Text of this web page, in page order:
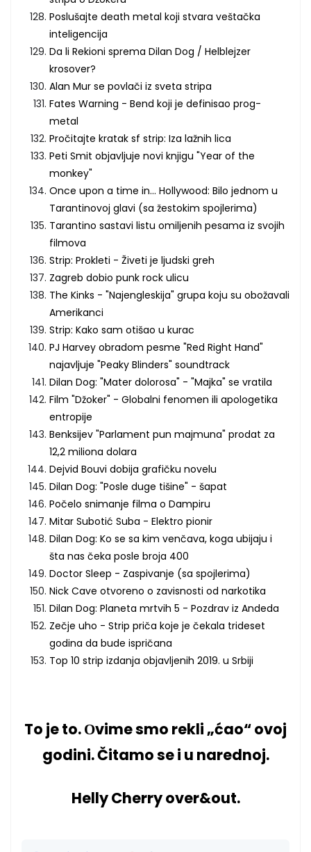
Poslušajte death metal koji stvara veštačka
inteligencija
Da li Rekioni sprema Dilan Dog / Helblejzer
krosover?
Alan Mur se povlači iz sveta stripa
Fates Warning - Bend koji je definisao prog-
metal
Pročitajte kratak sf strip: Iza lažnih lica
Peti Smit objavljuje novi knjigu "Year of the
monkey"
Once upon a time in... Hollywood: Bilo jednom u
Tarantinovoj glavi (sa žestokim spojlerima)
Tarantino sastavi listu omiljenih pesama iz svojih
filmova
Strip: Prokleti - Živeti je ljudski greh
Zagreb dobio punk rock ulicu
The Kinks - "Najengleskija" grupa koju su obožavali
Amerikanci
Strip: Kako sam otišao u kurac
PJ Harvey obradom pesme "Red Right Hand"
najavljuje "Peaky Blinders" soundtrack
Dilan Dog: "Mater dolorosa" - "Majka" se vratila
Film "Džoker" - Globalni fenomen ili apologetika
entropije
Benksijev "Parlament pun majmuna" prodat za
12,2 miliona dolara
Dejvid Bouvi dobija grafičku novelu
Dilan Dog: "Posle duge tišine" - šapat
Počelo snimanje filma o Dampiru
Mitar Subotić Suba - Elektro pionir
Dilan Dog: Ko se sa kim venčava, koga ubijaju i
šta nas čeka posle broja 400
Doctor Sleep - Zaspivanje (sa spojlerima)
Nick Cave otvoreno o zavisnosti od narkotika
Dilan Dog: Planeta mrtvih 5 - Pozdrav iz Andeda
Zečje uho - Strip priča koje je čekala trideset
godina da bude ispričana
Top 10 strip izdanja objavljenih 2019. u Srbiji
To je to. Оvime smo rekli „ćao“ ovoj
godini. Čitamo se i u narednoj.
Helly Cherry over&out.